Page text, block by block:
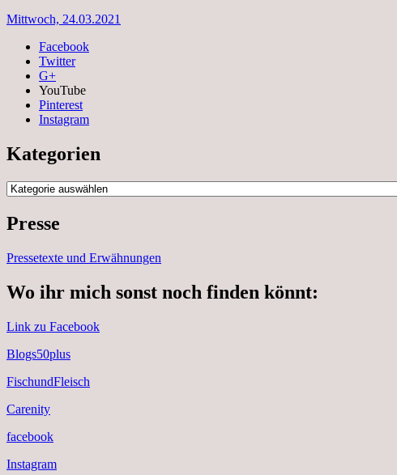
Mittwoch, 24.03.2021
Facebook
Twitter
G+
YouTube
Pinterest
Instagram
Kategorien
Kategorien
Presse
Pressetexte und Erwähnungen
Wo ihr mich sonst noch finden könnt:
Link zu Facebook
Blogs50plus
FischundFleisch
Carenity
facebook
Instagram